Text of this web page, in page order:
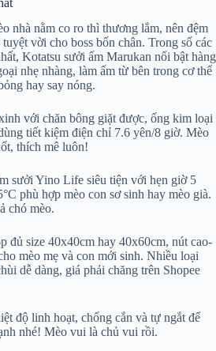
nhà nằm co ro thì thương lắm, nên đệm
vời cho boss bốn chân. Trong số các
Kotatsu sưởi ấm Marukan nổi bật hàng
nhẹ nhàng, làm ấm từ bên trong cơ thể
hay say nóng.
với chăn bông giặt được, ống kim loại
tiết kiệm điện chỉ 7.6 yên/8 giờ. Mèo
thích mê luôn!
sưởi Yino Life siêu tiện với hẹn giờ 5
phù hợp mèo con sơ sinh hay mèo già.
chó mèo.
đủ size 40x40cm hay 40x60cm, nút cao-
mèo mẹ và con mới sinh. Nhiều loại
dễ dàng, giá phải chăng trên Shopee
độ linh hoạt, chống cắn và tự ngắt để
nhé! Mèo vui là chủ vui rồi.